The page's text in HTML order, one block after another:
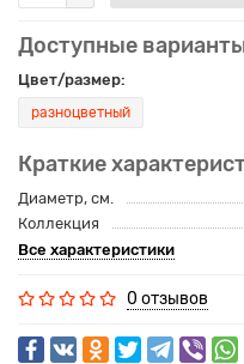
Доступные
Цвет/размер:
разноцветный
Краткие
Диаметр, см.
Коллекция
Все характеристики
0 отзывов